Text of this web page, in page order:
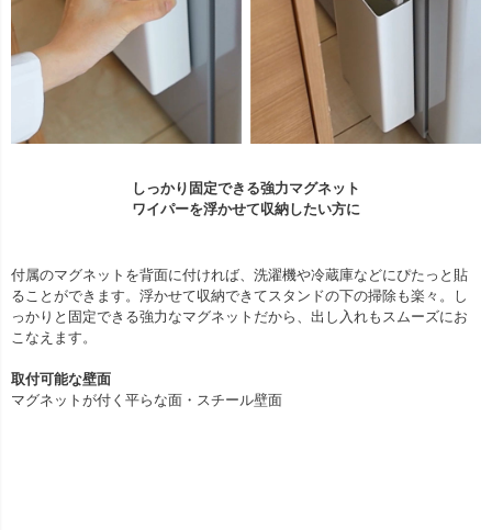
しっかり固定できる強力マグネット
ワイパーを浮かせて収納したい方に
付属のマグネットを背面に付ければ、洗濯機や冷蔵庫などにぴたっと貼
ることができます。浮かせて収納できてスタンドの下の掃除も楽々。し
っかりと固定できる強力なマグネットだから、出し入れもスムーズにお
こなえます。
取付可能な壁面
マグネットが付く平らな面・スチール壁面